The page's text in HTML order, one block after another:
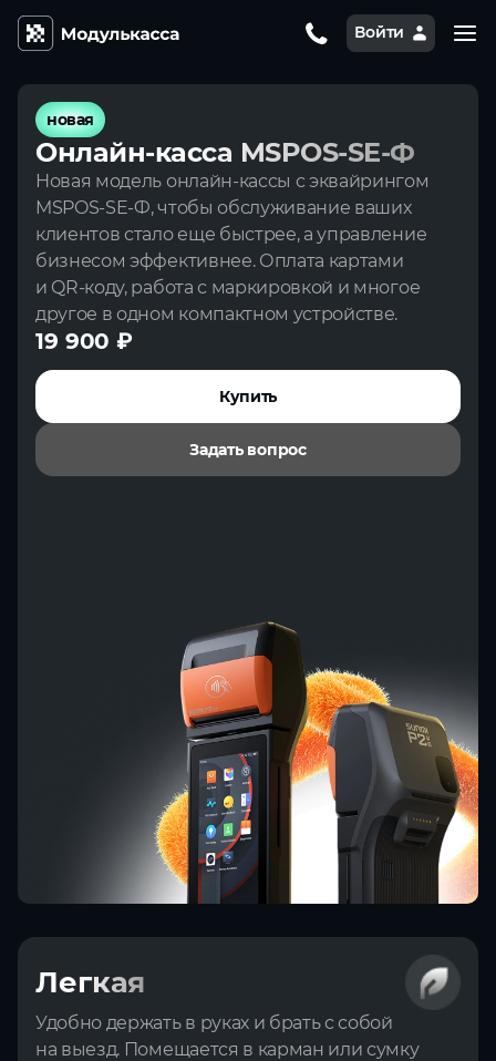
Войти
новая
Онлайн‑касса MSPOS‑SE‑Ф
Новая модель онлайн‑кассы с эквайрингом
MSPOS‑SE‑Ф, чтобы обслуживание ваших
клиентов стало еще быстрее, а управление
бизнесом эффективнее. Оплата картами
и QR‑коду, работа с маркировкой и многое
другое в одном компактном устройстве.
19 900 ₽
Купить
Задать вопрос
Легкая
Удобно держать в руках и брать с собой
на выезд. Помещается в карман или сумку